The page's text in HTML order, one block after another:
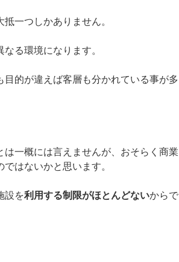
一つしかありません。
る環境になります。
目的が違えば客層も分かれている事が多
は一概には言えませんが、おそらく商業
ではないかと思います。
設を利用する制限がほとんどないからで